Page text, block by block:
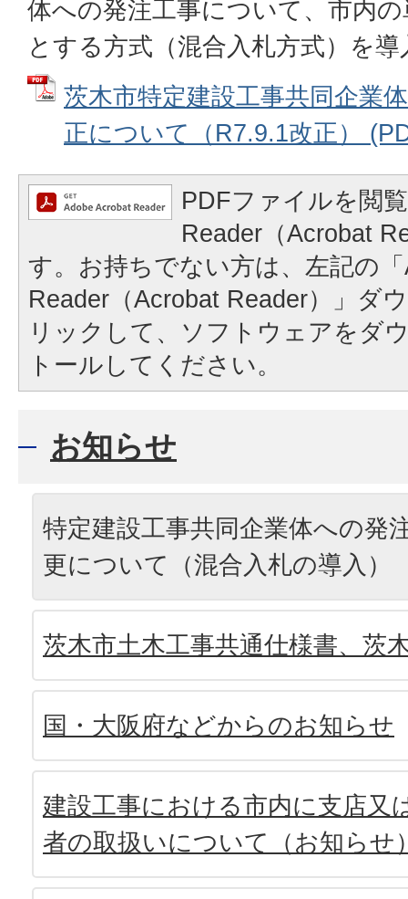
体への発注工事について、市内
とする方式（混合入札方式）を
茨木市特定建設工事共同企業
正について（R7.9.1改正）
PDFファイルを閲
Reader（Acrobat
す。お持ちでない方は、左記の
Reader（Acrobat Reader）」ダ
リックして、ソフトウェアをダ
トールしてください。
お知らせ
特定建設工事共同企業体への発
更について（混合入札の導入）
茨木市土木工事共通仕様書、茨
国・大阪府などからのお知らせ
建設工事における市内に支店又
者の取扱いについて（お知らせ